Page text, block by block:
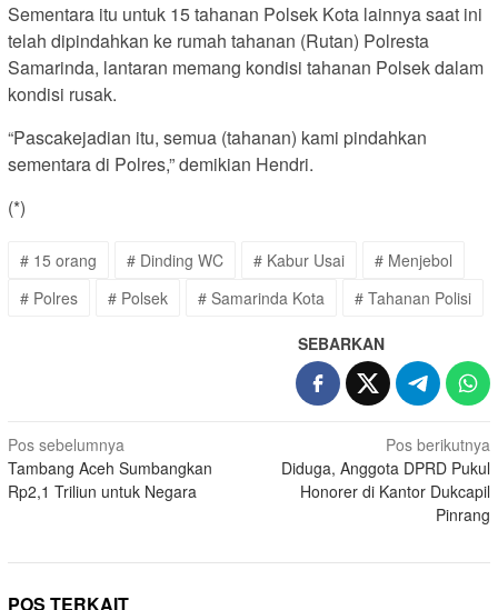
Sementara itu untuk 15 tahanan Polsek Kota lainnya saat ini
telah dipindahkan ke rumah tahanan (Rutan) Polresta
Samarinda, lantaran memang kondisi tahanan Polsek dalam
kondisi rusak.
“Pascakejadian itu, semua (tahanan) kami pindahkan
sementara di Polres,” demikian Hendri.
(*)
# 15 orang # Dinding WC # Kabur Usai
# Menjebol
# Polres
# Polsek # Samarinda Kota # Tahanan Polisi
SEBARKAN
Navigasi
pos
Pos sebelumnya
Tambang Aceh Sumbangkan
Rp2,1 Triliun untuk Negara
Pos berikutnya
Diduga, Anggota DPRD Pukul
Honorer di Kantor Dukcapil
Pinrang
POS TERKAIT